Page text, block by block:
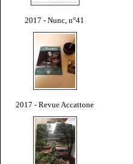
2017 - Nunc, n°41
2017 - Revue Accattone